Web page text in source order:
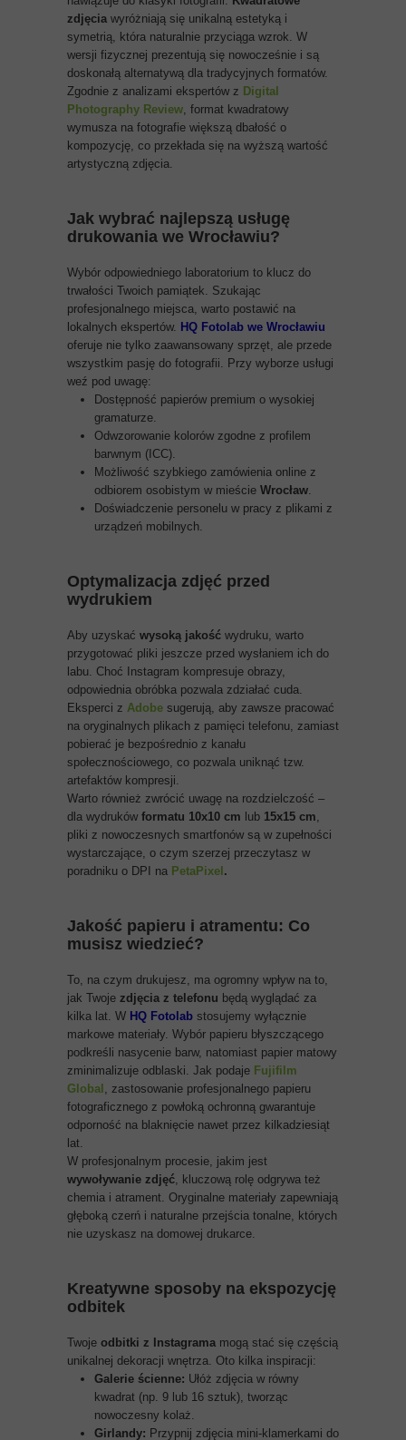
zdjęcia wyróżniają się unikalną estetyką i
symetrią, która naturalnie przyciąga wzrok. W
wersji fizycznej prezentują się nowocześnie i są
doskonałą alternatywą dla tradycyjnych formatów.
Zgodnie z analizami ekspertów z Digital
Photography Review, format kwadratowy
wymusza na fotografie większą dbałość o
kompozycję, co przekłada się na wyższą wartość
artystyczną zdjęcia.
Jak wybrać najlepszą usługę
drukowania we Wrocławiu?
Wybór odpowiedniego laboratorium to klucz do
trwałości Twoich pamiątek. Szukając
profesjonalnego miejsca, warto postawić na
lokalnych ekspertów. HQ Fotolab we Wrocławiu
oferuje nie tylko zaawansowany sprzęt, ale przede
wszystkim pasję do fotografii. Przy wyborze usługi
weź pod uwagę:
Dostępność papierów premium o wysokiej
gramaturze.
Odwzorowanie kolorów zgodne z profilem
barwnym (ICC).
Możliwość szybkiego zamówienia online z
odbiorem osobistym w mieście Wrocław.
Doświadczenie personelu w pracy z plikami z
urządzeń mobilnych.
Optymalizacja zdjęć przed
wydrukiem
Aby uzyskać wysoką jakość wydruku, warto
przygotować pliki jeszcze przed wysłaniem ich do
labu. Choć Instagram kompresuje obrazy,
odpowiednia obróbka pozwala zdziałać cuda.
Eksperci z Adobe sugerują, aby zawsze pracować
na oryginalnych plikach z pamięci telefonu, zamiast
pobierać je bezpośrednio z kanału
społecznościowego, co pozwala uniknąć tzw.
artefaktów kompresji.
Warto również zwrócić uwagę na rozdzielczość –
dla wydruków formatu 10x10 cm lub 15x15 cm,
pliki z nowoczesnych smartfonów są w zupełności
wystarczające, o czym szerzej przeczytasz w
poradniku o DPI na PetaPixel .
Jakość papieru i atramentu: Co
musisz wiedzieć?
To, na czym drukujesz, ma ogromny wpływ na to,
jak Twoje zdjęcia z telefonu będą wyglądać za
kilka lat. W HQ Fotolab stosujemy wyłącznie
markowe materiały. Wybór papieru błyszczącego
podkreśli nasycenie barw, natomiast papier matowy
zminimalizuje odblaski. Jak podaje Fujifilm
Global , zastosowanie profesjonalnego papieru
fotograficznego z powłoką ochronną gwarantuje
odporność na blaknięcie nawet przez kilkadziesiąt
lat.
W profesjonalnym procesie, jakim jest
wywoływanie zdjęć, kluczową rolę odgrywa też
chemia i atrament. Oryginalne materiały zapewniają
głęboką czerń i naturalne przejścia tonalne, których
nie uzyskasz na domowej drukarce.
Kreatywne sposoby na ekspozycję
odbitek
Twoje odbitki z Instagrama mogą stać się częścią
unikalnej dekoracji wnętrza. Oto kilka inspiracji:
Galerie ścienne: Ułóż zdjęcia w równy
kwadrat (np. 9 lub 16 sztuk), tworząc
nowoczesny kolaż.
Girlandy: Przypnij zdjęcia mini-klamerkami do